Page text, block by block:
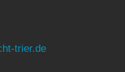
trier.de